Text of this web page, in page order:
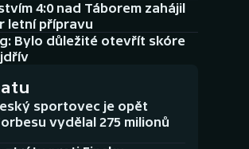
4:0 nad Táborem zahájil
letní přípravu
Bylo důležité otevřít skóre
sportovec je opět
vydělal 275 milionů